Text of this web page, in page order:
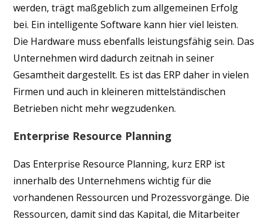
werden, trägt maßgeblich zum allgemeinen Erfolg
bei. Ein intelligente Software kann hier viel leisten.
Die Hardware muss ebenfalls leistungsfähig sein. Das
Unternehmen wird dadurch zeitnah in seiner
Gesamtheit dargestellt. Es ist das ERP daher in vielen
Firmen und auch in kleineren mittelständischen
Betrieben nicht mehr wegzudenken.
Enterprise Resource Planning
Das Enterprise Resource Planning, kurz ERP ist
innerhalb des Unternehmens wichtig für die
vorhandenen Ressourcen und Prozessvorgänge. Die
Ressourcen, damit sind das Kapital, die Mitarbeiter